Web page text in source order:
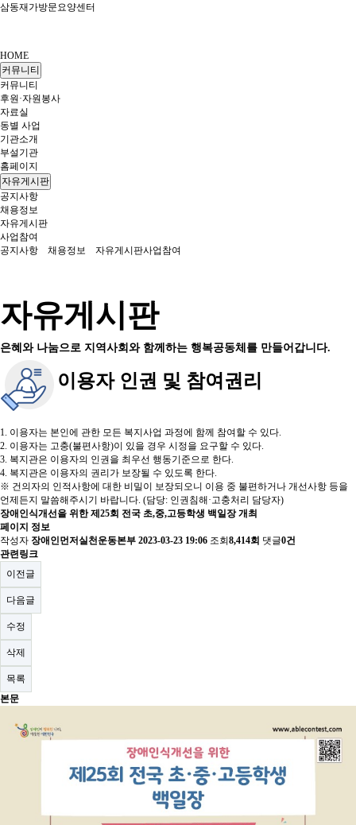
삼동재가방문요양센터
HOME
커뮤니티
커뮤니티
후원·자원봉사
자료실
동별 사업
기관소개
부설기관
홈페이지
자유게시판
공지사항
채용정보
자유게시판
사업참여
공지사항
채용정보 자유게시판사업참여
자유게시판
은혜와 나눔으로 지역사회와 함께하는 행복공동체를 만들어갑니다.
이용자 인권 및 참여권리
1. 이용자는 본인에 관한 모든 복지사업 과정에 함께 참여할 수 있다.
2. 이용자는 고충(불편사항)이 있을 경우 시정을 요구할 수 있다.
3. 복지관은 이용자의 인권을 최우선 행동기준으로 한다.
4. 복지관은 이용자의 권리가 보장될 수 있도록 한다.
※ 건의자의 인적사항에 대한 비밀이 보장되오니 이용 중 불편하거나 개선사항 등을
언제든지 말씀해주시기 바랍니다. (담당: 인권침해·고충처리 담당자)
장애인식개선을 위한 제25회 전국 초,중,고등학생 백일장 개최
페이지 정보
작성자 장애인먼저실천운동본부 2023-03-23 19:06 조회 8,414회 댓글0건
관련링크
이전글
다음글
수정
삭제
목록
본문